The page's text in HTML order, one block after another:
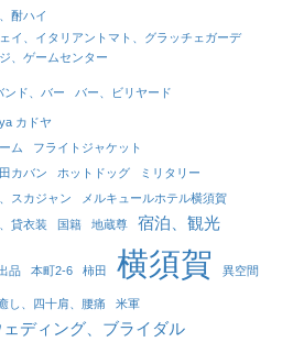
酎ハイ
イ、イタリアントマト、グラッチェガーデ
、ゲームセンター
ンド、バー バー、ビリヤード
カドヤ
ム
フライトジャケット
カバン
ホットドッグ
ミリタリー
スカジャン
メルキュールホテル横須賀
貸衣装
国籍 地蔵尊 宿泊、観光
品 本町2-6 柿田 横須賀 異空間
し、四十肩、腰痛 米軍
ディング、ブライダル